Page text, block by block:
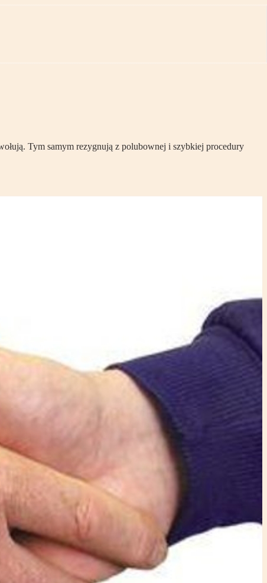
Tym samym rezygnują z polubownej i szybkiej procedury